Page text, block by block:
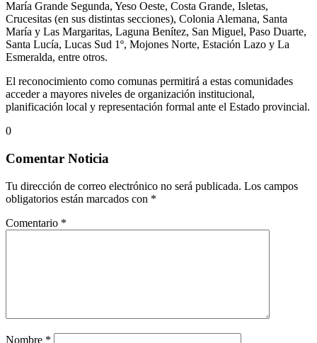
María Grande Segunda, Yeso Oeste, Costa Grande, Isletas,
Crucesitas (en sus distintas secciones), Colonia Alemana, Santa
María y Las Margaritas, Laguna Benítez, San Miguel, Paso Duarte,
Santa Lucía, Lucas Sud 1º, Mojones Norte, Estación Lazo y La
Esmeralda, entre otros.
El reconocimiento como comunas permitirá a estas comunidades
acceder a mayores niveles de organización institucional,
planificación local y representación formal ante el Estado provincial.
0
Comentar Noticia
Tu dirección de correo electrónico no será publicada. Los campos
obligatorios están marcados con *
Comentario *
Nombre *